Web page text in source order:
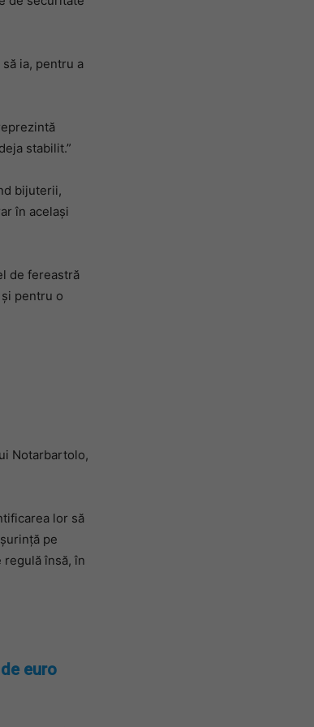
ia, pentru a
stabilit.”
bijuterii,
în același
de fereastră
pentru o
Notarbartolo,
lor să
pe
însă, în
euro